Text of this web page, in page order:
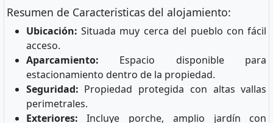
Resumen de Caracteristicas del alojamiento:
Ubicación: Situada muy cerca del pueblo con fácil
acceso.
Aparcamiento: Espacio disponible para
estacionamiento dentro de la propiedad.
Seguridad: Propiedad protegida con altas vallas
perimetrales.
Exteriores:Incluye porche, amplio jardín con